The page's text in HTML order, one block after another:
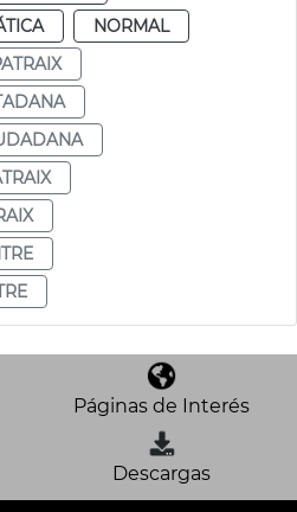
NORMAL
Páginas de Interés
Descargas